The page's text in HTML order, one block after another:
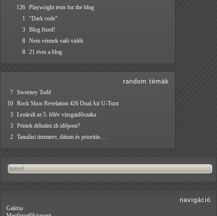
126 Playwright tests for the blog
1
"Dark code"
3 Blog fixed!
8 Nem vénnek való vidék
8 21 éves a blog
random témák
7 Sweeney Todd
10 Rock Shox Revelation 426 Dual Air U-Turn
3 Lezárult az 5. félév vizsgaidőszaka
3 Péntek délutáni zh időpont?
2 Tanulási ütemterv, dátum és prioritás…
navigáció
Galéria